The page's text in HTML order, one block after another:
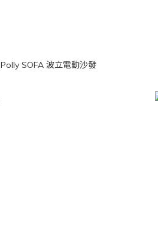
Polly SOFA 波立電動沙發